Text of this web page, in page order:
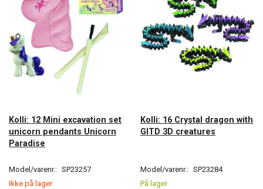
Kolli: 12 Mini excavation set
unicorn pendants Unicorn
Paradise
Model/varenr.: SP23257
Ikke på lager
Kolli: 16 Crystal dragon with
GITD 3D creatures
Model/varenr.: SP23284
På lager